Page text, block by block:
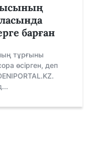
барған
тұрғыны
өсірген, деп